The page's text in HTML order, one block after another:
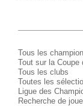
Tous les
Tout sur la Coupe
Tous les clubs
Toutes les
Ligue des
Recherche de